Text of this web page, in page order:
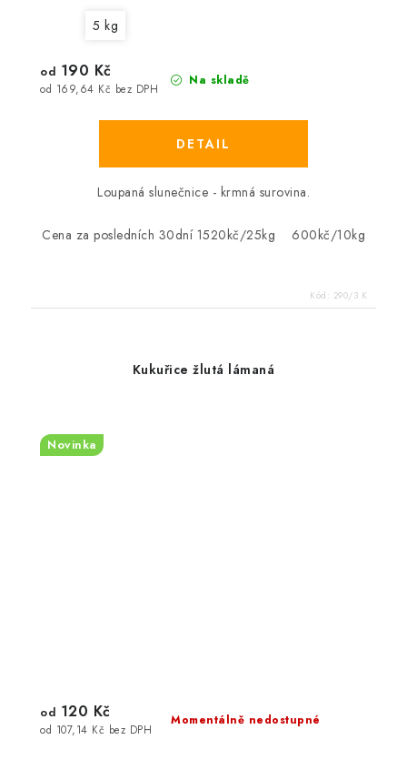
5 kg
Na skladě
od 169,64 Kč bez DPH
od 190 Kč
Loupaná slunečnice - krmná surovina.
Cena za posledních 30dní 1520kč/25kg 600kč/10kg
Kód: 290/3 K
Kukuřice žlutá lámaná
Novinka
Momentálně nedostupné
od 107,14 Kč bez DPH
od 120 Kč